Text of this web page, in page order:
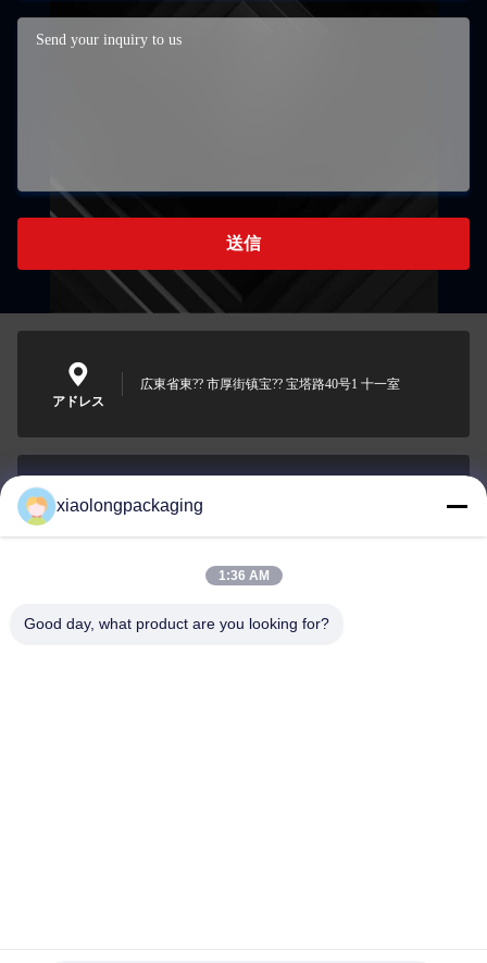
送信
アドレス
広東省東?? 市厚街镇宝?? 宝塔路40号1 十一室
Tina@xiaolongpackaging.com
0086-15322891631
xiaolongpackaging
1:36 AM
Good day, what product are you looking for?